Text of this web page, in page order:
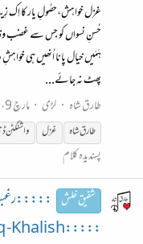
غزل خواہش،حصُولِ یار کا اِک
حُسنِ نسواں کو جس سے غضب وقار
ہَمَیں خیال پانا اُنھیں ہی
پھٹ نہ جائے...
طارق شاہ
لڑی مارچ 9، 2019
طارق شاہ
غزل
پسندیدہ کلام
شفیق خلش :::::رغبت
:::::Shafiq -Khalish